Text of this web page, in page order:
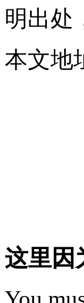
明出处
本文地
这里因